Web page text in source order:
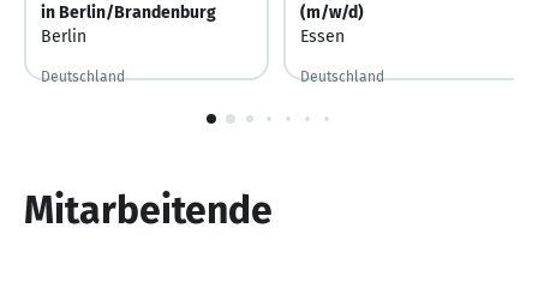
in Berlin/Brandenburg
Berlin
Deutschland
(m/w/d)
Essen
Deutschland
1
Mitarbeitende